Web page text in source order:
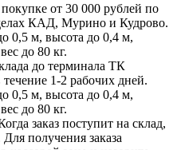
от 30 000 рублей по
КАД, Мурино и Кудрово.
0,5 м, высота до 0,4 м,
до 80 кг.
до терминала ТК
1-2 рабочих дней.
0,5 м, высота до 0,4 м,
до 80 кг.
заказ поступит на склад,
получения заказа